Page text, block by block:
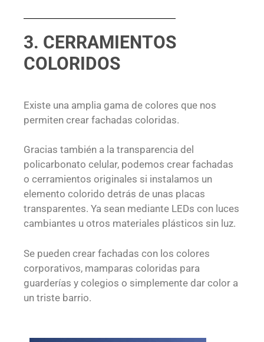
3. CERRAMIENTOS
COLORIDOS
Existe una amplia gama de colores que nos
permiten crear fachadas coloridas.
Gracias también a la transparencia del
policarbonato celular, podemos crear fachadas
o cerramientos originales si instalamos un
elemento colorido detrás de unas placas
transparentes. Ya sean mediante LEDs con luces
cambiantes u otros materiales plásticos sin luz.
Se pueden crear fachadas con los colores
corporativos, mamparas coloridas para
guarderías y colegios o simplemente dar color a
un triste barrio.